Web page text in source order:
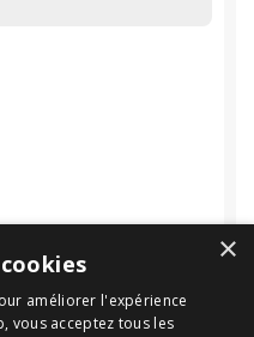
×
améliorer l'expérience
vous acceptez tous les